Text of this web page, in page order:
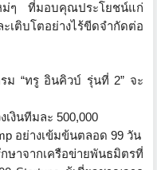
ม่ๆ ที่มอบคุณประโยชน์แก่
เติบโตอย่างไร้ขีดจำกัดต่อ
ม “ทรู อินคิวบ์ รุ่นที่ 2” จะ
เงินทีมละ 500,000
อย่างเข้มข้นตลอด 99 วัน
ษาจากเครือข่ายพันธมิตรที่